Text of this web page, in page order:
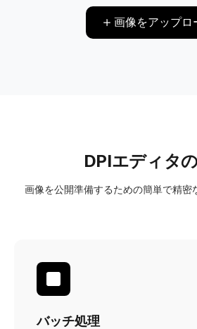
画像をアップロ
DPIエディタ
画像を公開準備するための簡単で精密
バッチ処理